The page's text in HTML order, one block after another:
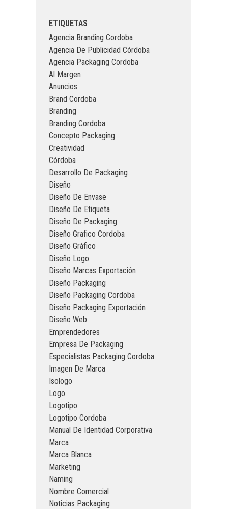
ETIQUETAS
Agencia Branding Cordoba
Agencia De Publicidad Córdoba
Agencia Packaging Cordoba
Al Margen
Anuncios
Brand Cordoba
Branding
Branding Cordoba
Concepto Packaging
Creatividad
Córdoba
Desarrollo De Packaging
Diseño
Diseño De Envase
Diseño De Etiqueta
Diseño De Packaging
Diseño Grafico Cordoba
Diseño Gráfico
Diseño Logo
Diseño Marcas Exportación
Diseño Packaging
Diseño Packaging Cordoba
Diseño Packaging Exportación
Diseño Web
Emprendedores
Empresa De Packaging
Especialistas Packaging Cordoba
Imagen De Marca
Isologo
Logo
Logotipo
Logotipo Cordoba
Manual De Identidad Corporativa
Marca
Marca Blanca
Marketing
Naming
Nombre Comercial
Noticias Packaging